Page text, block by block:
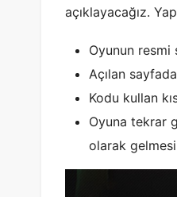
açıklayacağız.
Oyunun resmi
Açılan
Kodu kullan
Oyuna tekrar
olarak